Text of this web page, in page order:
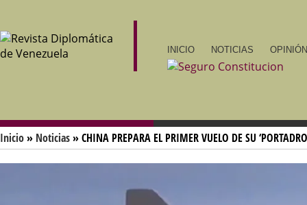
INICIO NOTICIAS
Inicio» Noticias» CHINA PREPARA EL PRIMER VUELO DE SU